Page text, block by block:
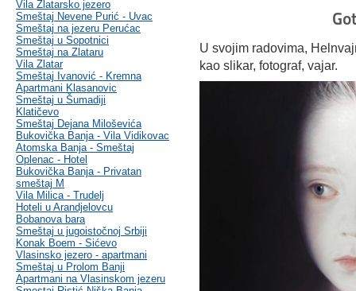
Vila Zlatarsko jezero
Smeštaj Nevene Purić - Uvac
Smeštaj na jezeru Perućac
Smeštaj u Sopotnici
Smeštaj na Zlataru
Vila Zlatar
Smeštaj Ivanović - Kremna
Apartmani Klasanovic
Smeštaj u Šumadiji
Klatičevo
Smeštaj Dejana Miloševića
Bukovička Banja - Vila Vidikovac
Atomska Banja - Smeštaj
Oplenac - Hotel
Bukovička Banja - Privatan
smeštaj M
Vila Milica - Trudelj
Hoteli u Arandjelovcu
Bobanova bara
Smeštaj u jugoistočnoj Srbiji
Konak Boem - Sićevo
Vlasinsko jezero - apartmani
Smeštaj u Prolom Banji
Apartmani na Vlasinskom jezeru
U svojim radovima,
kao slikar, fotograf, vajar.